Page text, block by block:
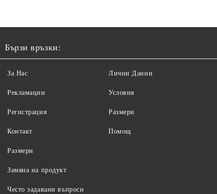
Бързи връзки:
За Нас
Рекламации
Регистрация
Контакт
Лични Данни
Условия
Размери
Помощ
Размери
Замяна на продукт
Често задавани въпроси